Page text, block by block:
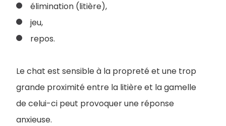
élimination (litière),
jeu,
repos.
Le chat est sensible à la propreté et une trop
grande proximité entre la litière et la gamelle
de celui-ci peut provoquer une réponse
anxieuse.